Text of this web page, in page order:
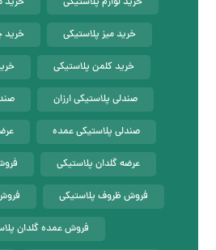
خرید میز پلاستیکی خرید
خرید کلمن پلاستیکی
صندلی پلاستیکی ارزان
صندلی پلاستیکی عمده
عرضه گلدان پلاستیکی
فروش ظروف پلاستیکی
فروش عمده گلدان